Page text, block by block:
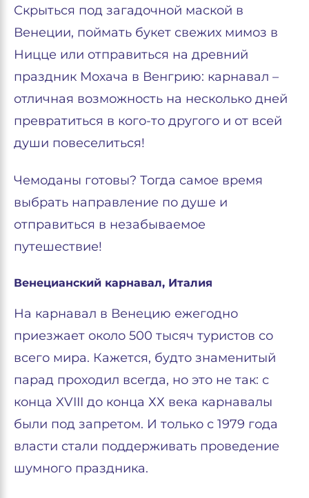
Скрыться под загадочной маской в
Венеции, поймать букет свежих мимоз в
Ницце или отправиться на древний
праздник Мохача в Венгрию: карнавал –
отличная возможность на несколько дней
превратиться в кого-то другого и от всей
души повеселиться!
Чемоданы готовы? Тогда самое время
выбрать направление по душе и
отправиться в незабываемое
путешествие!
Венецианский карнавал, Италия
На карнавал в Венецию ежегодно
приезжает около 500 тысяч туристов со
всего мира. Кажется, будто знаменитый
парад проходил всегда, но это не так: с
конца XVIII до конца ХХ века карнавалы
были под запретом. И только с 1979 года
власти стали поддерживать проведение
шумного праздника.